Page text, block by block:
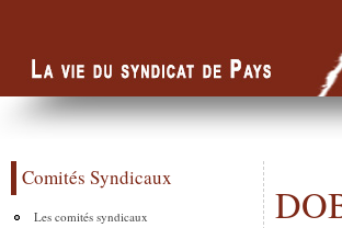
Comités Syndicaux
Les comités syndicaux